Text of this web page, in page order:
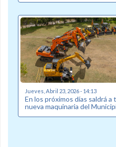
Jueves, Abril 23, 2026 - 14:13
En los próximos días saldrá a
nueva maquinaria del